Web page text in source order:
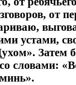
от
устами,
Затем
словами: